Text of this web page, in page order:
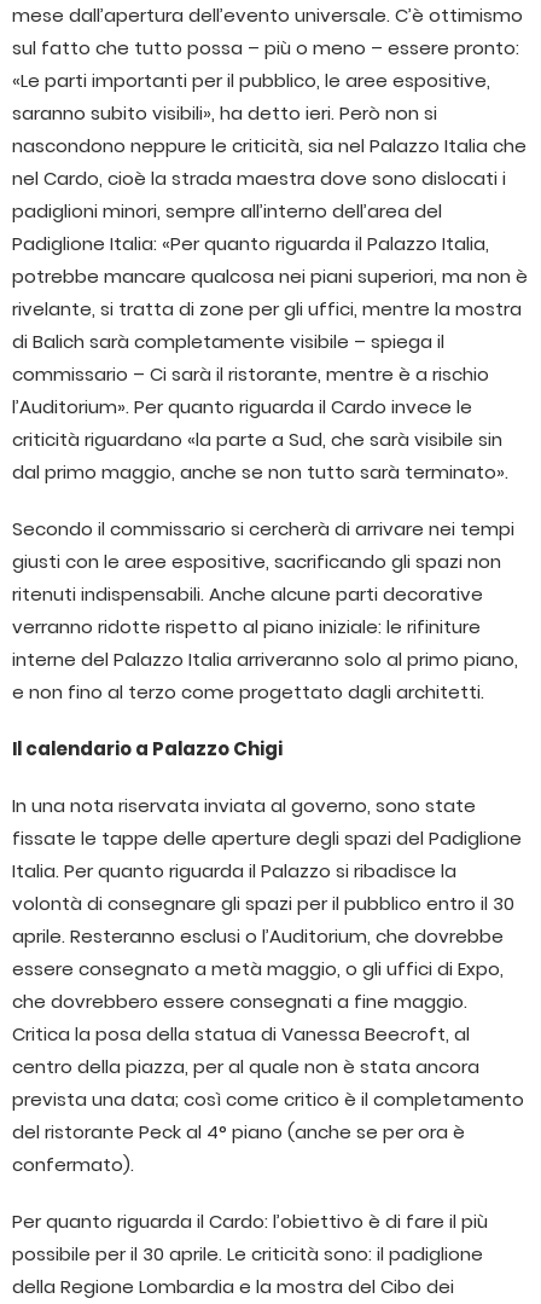
mese dall’apertura dell’evento universale. C’è ottimismo
sul fatto che tutto possa – più o meno – essere pronto:
«Le parti importanti per il pubblico, le aree espositive,
saranno subito visibili», ha detto ieri. Però non si
nascondono neppure le criticità, sia nel Palazzo Italia che
nel Cardo, cioè la strada maestra dove sono dislocati i
padiglioni minori, sempre all’interno dell’area del
Padiglione Italia: «Per quanto riguarda il Palazzo Italia,
potrebbe mancare qualcosa nei piani superiori, ma non è
rivelante, si tratta di zone per gli uffici, mentre la mostra
di Balich sarà completamente visibile – spiega il
commissario – Ci sarà il ristorante, mentre è a rischio
l’Auditorium». Per quanto riguarda il Cardo invece le
criticità riguardano «la parte a Sud, che sarà visibile sin
dal primo maggio, anche se non tutto sarà terminato».
Secondo il commissario si cercherà di arrivare nei tempi
giusti con le aree espositive, sacrificando gli spazi non
ritenuti indispensabili. Anche alcune parti decorative
verranno ridotte rispetto al piano iniziale: le rifiniture
interne del Palazzo Italia arriveranno solo al primo piano,
e non fino al terzo come progettato dagli architetti.
Il calendario a Palazzo Chigi
In una nota riservata inviata al governo, sono state
fissate le tappe delle aperture degli spazi del Padiglione
Italia. Per quanto riguarda il Palazzo si ribadisce la
volontà di consegnare gli spazi per il pubblico entro il 30
aprile. Resteranno esclusi o l’Auditorium, che dovrebbe
essere consegnato a metà maggio, o gli uffici di Expo,
che dovrebbero essere consegnati a fine maggio.
Critica la posa della statua di Vanessa Beecroft, al
centro della piazza, per al quale non è stata ancora
prevista una data; così come critico è il completamento
del ristorante Peck al 4° piano (anche se per ora è
confermato).
Per quanto riguarda il Cardo: l’obiettivo è di fare il più
possibile per il 30 aprile. Le criticità sono: il padiglione
della Regione Lombardia e la mostra del Cibo dei